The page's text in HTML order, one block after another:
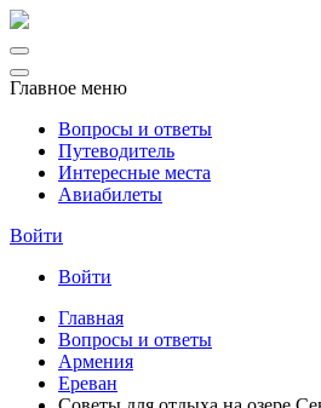
Главное меню
Вопросы и ответы
Путеводитель
Интересные места
Авиабилеты
Войти
Войти
Главная
Вопросы и ответы
Армения
Ереван